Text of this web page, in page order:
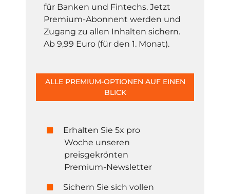
für Banken und Fintechs. Jetzt
Premium-Abonnent werden und
Zugang zu allen Inhalten sichern.
Ab 9,99 Euro (für den 1. Monat).
ALLE PREMIUM-OPTIONEN AUF EINEN
BLICK
Erhalten Sie 5x pro
Woche unseren
preisgekrönten
Premium-Newsletter
Sichern Sie sich vollen